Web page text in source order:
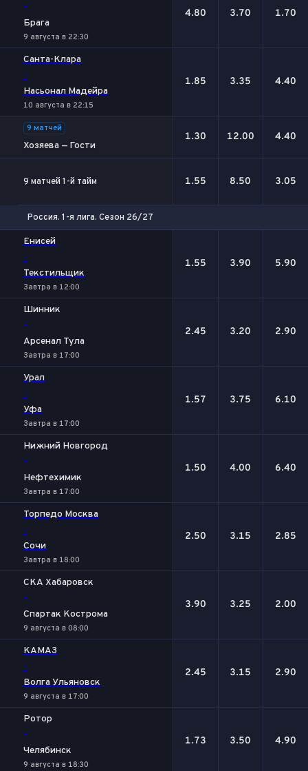
-
Брага
9 августа в 22:30
4.80 3.70 1.70
Санта-Клара
-
Насьонал Мадейра
10 августа в 22:15
1.85 3.35 4.40
9 матчей
Хозяева — Гости
1.30 12.00 4.40
9 матчей 1-й тайм 1.55 8.50 3.05
Россия. 1-я лига. Сезон 26/27
Енисей
-
Текстильщик
Завтра в 12:00
1.55 3.90 5.90
Шинник
-
Арсенал Тула
Завтра в 17:00
2.45 3.20 2.90
Урал
-
Уфа
Завтра в 17:00
1.57 3.75 6.10
Нижний Новгород
-
Нефтехимик
Завтра в 17:00
1.50 4.00 6.40
Торпедо Москва
-
Сочи
Завтра в 18:00
2.50 3.15 2.85
СКА Хабаровск
-
Спартак Кострома
9 августа в 08:00
3.90 3.25 2.00
КАМАЗ
-
Волга Ульяновск
9 августа в 17:00
2.45 3.15 2.90
Ротор
-
Челябинск
9 августа в 18:30
1.73 3.50 4.90